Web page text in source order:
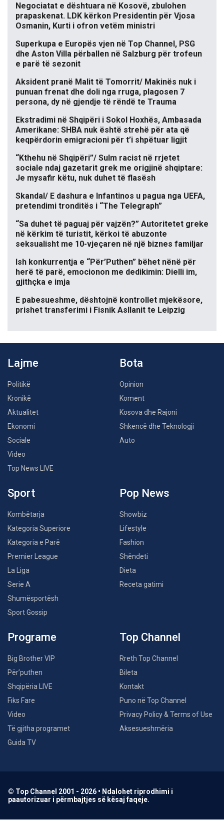
Negociatat e dështuara në Kosovë, zbulohen
prapaskenat. LDK kërkon Presidentin për Vjosa
Osmanin, Kurti i ofron vetëm ministri
Superkupa e Europës vjen në Top Channel, PSG
dhe Aston Villa përballen në Salzburg për trofeun
e parë të sezonit
Aksident pranë Malit të Tomorrit/ Makinës nuk i
punuan frenat dhe doli nga rruga, plagosen 7
persona, dy në gjendje të rëndë te Trauma
Ekstradimi në Shqipëri i Sokol Hoxhës, Ambasada
Amerikane: SHBA nuk është strehë për ata që
keqpërdorin emigracioni për t’i shpëtuar ligjit
“Kthehu në Shqipëri”/ Sulm racist në rrjetet
sociale ndaj gazetarit grek me origjinë shqiptare:
Je mysafir këtu, nuk duhet të flasësh
Skandal/ E dashura e Infantinos u pagua nga UEFA,
pretendimi tronditës i “The Telegraph”
“Sa duhet të paguaj për vajzën?” Autoritetet greke
në kërkim të turistit, kërkoi të abuzonte
seksualisht me 10-vjeçaren në një biznes familjar
Ish konkurrentja e “Për’Puthen” bëhet nënë për
herë të parë, emocionon me dedikimin: Dielli im,
gjithçka e imja
E pabesueshme, dështojnë kontrollet mjekësore,
prishet transferimi i Fisnik Asllanit te Leipzig
Lajme
Politikë
Kronikë
Aktualitet
Ekonomi
Sociale
Video
Top News LIVE
Bota
Opinion
Koment
Kosova dhe Rajoni
Shkencë dhe Teknologji
Auto
Sport
Kombëtarja
Kategoria Superiore
Kategoria e Parë
Premier League
La Liga
Serie A
Shumësportësh
Sport Gossip
Pop News
Showbiz
Lifestyle
Fashion
Shëndeti
Dieta
Receta gatimi
Programe
Big Brother VIP
Për’puthen
Shqipëria LIVE
Fiks Fare
Video
Të gjitha programet
Guida TV
Top Channel
Rreth Top Channel
Bileta
Kontakt
Puno në Top Channel
Privacy Policy & Terms of Use
Aksesueshmëria
© Top Channel 2001 - 2026 • Ndalohet riprodhimi i
paautorizuar i përmbajtjes së kësaj faqeje.